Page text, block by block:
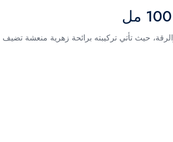
حيث تأتي تركيبته برائحة زهرية منعشة تضيف